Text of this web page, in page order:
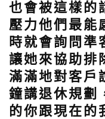
也會被這樣的
壓力他們最
時就會詢問準
讓她來協助排
滿滿地對客戶
鐘講退休規劃
的你跟現在的